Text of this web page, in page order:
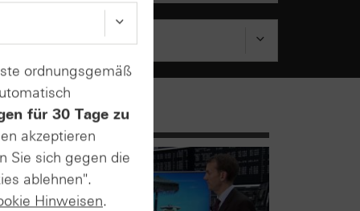
ordnungsgemäß
für 30 Tage zu
akzeptieren
Sie sich gegen die
ablehnen".
Hinweisen.